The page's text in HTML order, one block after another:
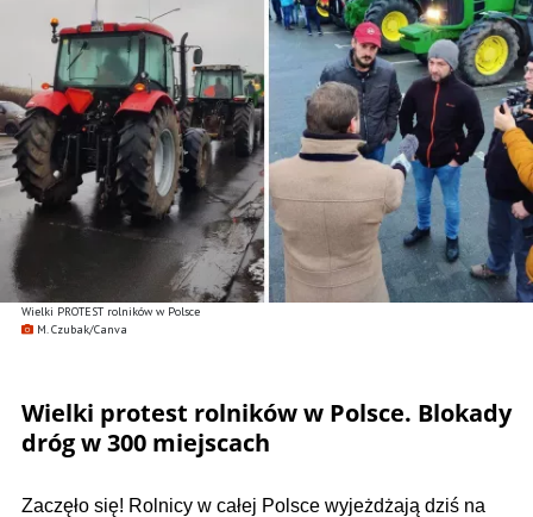
Wielki PROTEST rolników w Polsce
M. Czubak/Canva
Wielki protest rolników w Polsce. Blokady
dróg w 300 miejscach
Zaczęło się! Rolnicy w całej Polsce wyjeżdżają dziś na